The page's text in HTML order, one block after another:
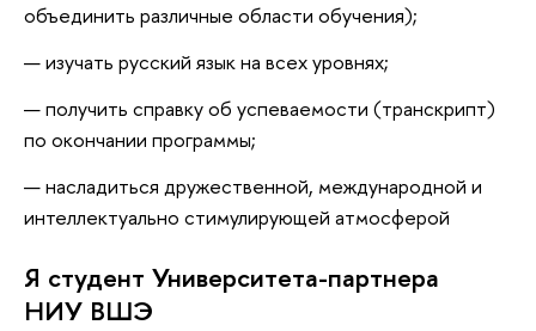
объединить различные области обучения);
изучать русский язык на всех уровнях;
получить справку об успеваемости (транскрипт)
по окончании программы;
насладиться дружественной, международной и
интеллектуально стимулирующей атмосферой
Я студент Университета-партнера
НИУ ВШЭ